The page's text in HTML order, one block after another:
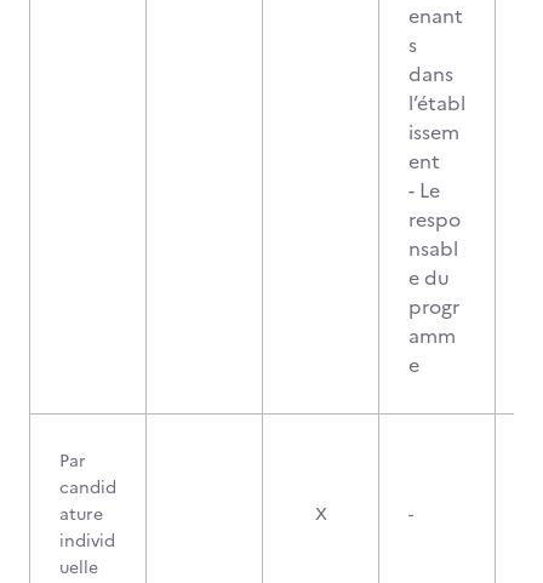
enant
s
dans
l’établ
issem
ent
- Le
respo
nsabl
e du
progr
amm
e
Par
candid
ature
individ
uelle
X -